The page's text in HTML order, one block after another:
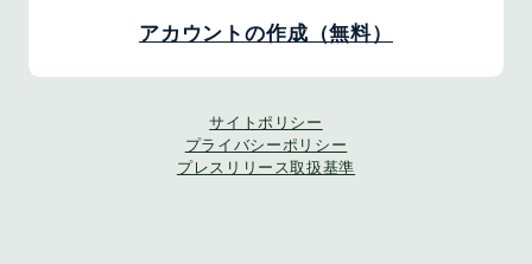
アカウントの作成（無料）
サイトポリシー
プライバシーポリシー
プレスリリース取扱基準